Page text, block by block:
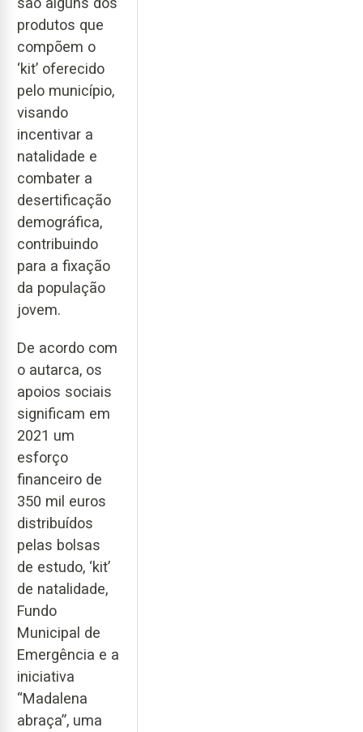
produtos que
compõem o
‘kit’ oferecido
pelo município,
visando
incentivar a
natalidade e
combater a
desertificação
demográfica,
contribuindo
para a fixação
da população
jovem.
De acordo com
o autarca, os
apoios sociais
significam em
2021 um
esforço
financeiro de
350 mil euros
distribuídos
pelas bolsas
de estudo, ‘kit’
de natalidade,
Fundo
Municipal de
Emergência e a
iniciativa
“Madalena
abraça”, uma